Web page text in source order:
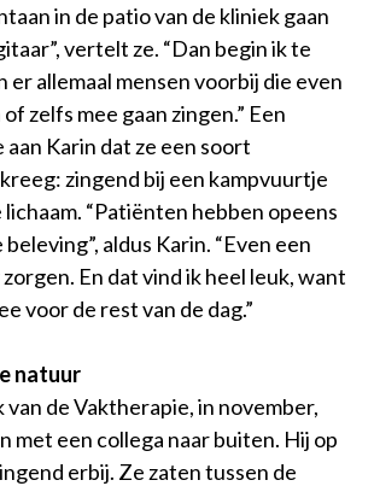
in de patio van de kliniek gaan
vertelt ze. “Dan begin ik te
er allemaal mensen voorbij die even
zelfs mee gaan zingen.” Een
Karin dat ze een soort
zingend bij een kampvuurtje
lichaam. “Patiënten hebben opeens
aldus Karin. “Even een
En dat vind ik heel leuk, want
voor de rest van de dag.”
natuur
van de Vaktherapie, in november,
met een collega naar buiten. Hij op
erbij. Ze zaten tussen de